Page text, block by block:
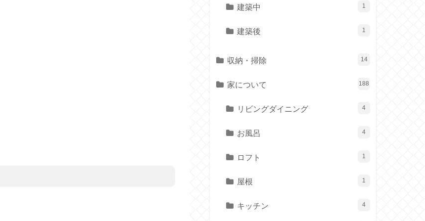
建築中 1
建築後 1
収納・掃除 14
家について 188
リビングダイニング 4
お風呂 4
ロフト 1
屋根 1
キッチン 4